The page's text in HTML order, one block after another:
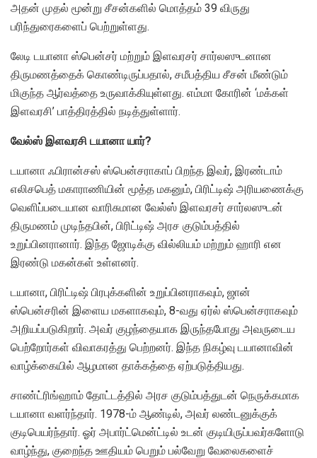
அதன் முதல் மூன்று சீசன்களில் மொத்தம் 39 விருது
பரிந்துரைகளைப் பெற்றுள்ளது.
லேடி டயானா ஸ்பென்சர் மற்றும் இளவரசர் சார்லஸுடனான
திருமணத்தைக் கொண்டிருப்பதால், சமீபத்திய சீசன் மீண்டும்
மிகுந்த ஆர்வத்தை உருவாக்கியுள்ளது. எம்மா கோரின் ‘மக்கள்
இளவரசி’ பாத்திரத்தில் நடித்துள்ளார்.
வேல்ஸ் இளவரசி டயானா யார்?
டயானா ஃபிரான்சஸ் ஸ்பென்சராகாப் பிறந்த இவர், இரண்டாம்
எலிசபெத் மகாராணியின் மூத்த மகனும், பிரிட்டிஷ் அரியணைக்கு
வெளிப்படையான வாரிசுமான வேல்ஸ் இளவரசர் சார்லஸுடன்
திருமணம் முடிந்தபின், பிரிட்டிஷ் அரச குடும்பத்தில்
உறுப்பினரானார். இந்த ஜோடிக்கு வில்லியம் மற்றும் ஹாரி என
இரண்டு மகன்கள் உள்ளனர்.
டயானா, பிரிட்டிஷ் பிரபுக்களின் உறுப்பினராகவும், ஜான்
ஸ்பென்சரின் இளைய மகளாகவும், 8-வது ஏர்ல் ஸ்பென்சராகவும்
அறியப்படுகிறார். அவர் குழந்தையாக இருந்தபோது அவருடைய
பெற்றோர்கள் விவாகரத்து பெற்றனர். இந்த நிகழ்வு டயானாவின்
வாழ்க்கையில் ஆழமான தாக்கத்தை ஏற்படுத்தியது.
சாண்ட்ரிங்ஹாம் தோட்டத்தில் அரச குடும்பத்துடன் நெருக்கமாக
டயானா வளர்ந்தார். 1978-ம் ஆண்டில், அவர் லண்டனுக்குக்
குடிபெயர்ந்தார். ஓர் அபார்ட்மென்ட்டில் உடன் குடியிருப்பவர்களோடு
வாழ்ந்து, குறைந்த ஊதியம் பெறும் பல்வேறு வேலைகளைச்